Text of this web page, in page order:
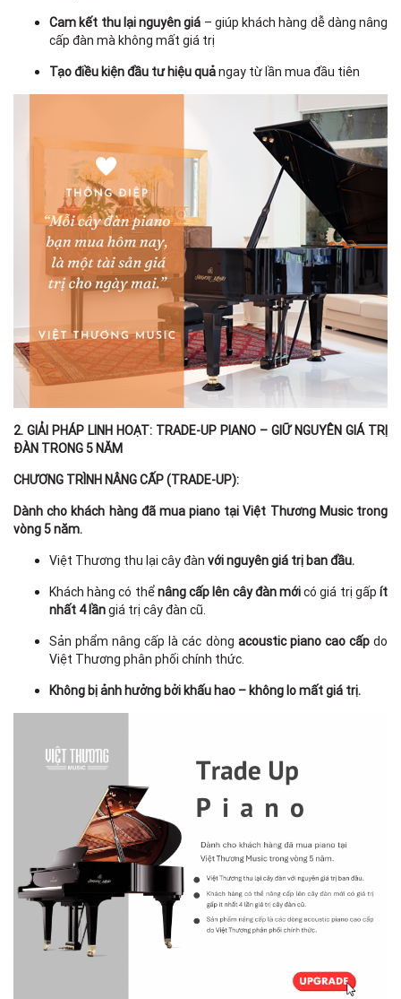
Cam kết thu lại nguyên giá – giúp khách hàng dễ dàng nâng
cấp đàn mà không mất giá trị
Tạo điều kiện đầu tư hiệu quảngay từ lần mua đầu tiên
2. GIẢI PHÁP LINH HOẠT: TRADE-UP PIANO – GIỮ NGUYÊN GIÁ TRỊ
ĐÀN TRONG 5 NĂM
CHƯƠNG TRÌNH NÂNG CẤP (TRADE-UP):
Dành cho khách hàng đã mua piano tại Việt Thương Music trong
vòng 5 năm.
Việt Thương thu lại cây đàn với nguyên giá trị ban đầu.
Khách hàng có thểnâng cấp lên cây đàn mớicó giá trị gấp ít
nhất 4 lầngiá trị cây đàn cũ.
Sản phẩm nâng cấp là các dòng acoustic piano cao cấpdo
Việt Thương phân phối chính thức.
Không bị ảnh hưởng bởi khấu hao – không lo mất giá trị.